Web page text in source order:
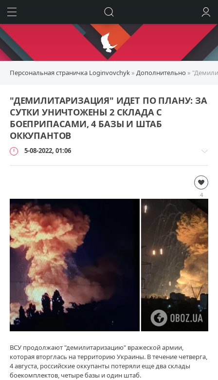
Персональная страничка Loginvovchyk » Дополнительно »
"ДЕМИЛИТАРИЗАЦИЯ" ИДЕТ ПО ПЛАНУ: ЗА
СУТКИ УНИЧТОЖЕНЫ 2 СКЛАДА С
БОЕПРИПАСАМИ, 4 БАЗЫ И ШТАБ
ОККУПАНТОВ
5-08-2022, 01:06
82
4
ВСУ продолжают "демилитаризацию" вражеской армии,
которая вторглась на территорию Украины. В течение четверга,
4 августа, российские оккупанты потеряли еще два склады
боекомплектов, четыре базы и один штаб.